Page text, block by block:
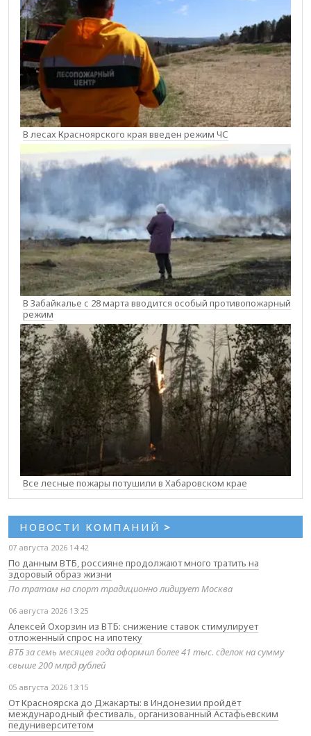
В лесах Красноярского края введен режим ЧС
В Забайкалье с 28 марта вводится особый противопожарный
режим
Все лесные пожары потушили в Хабаровском крае
НОВОСТИ КОМПАНИЙ >
07 августа 2026 14:42
По данным ВТБ, россияне продолжают много тратить на
здоровый образ жизни
По тратам на спорт традиционно лидирует Москва
06 августа 2026 13:25
Алексей Охорзин из ВТБ: снижение ставок стимулирует
отложенный спрос на ипотеку
ВТБ за семь месяцев года оформил более 41 тыс. сделок на сумму
свыше 200 млрд рублей
05 августа 2026 13:15
От Красноярска до Джакарты: в Индонезии пройдёт
международный фестиваль, организованный Астафьевским
педуниверситетом